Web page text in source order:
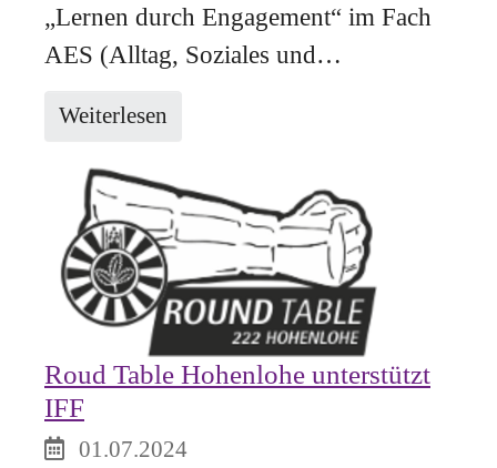
„Lernen durch Engagement“ im Fach
AES (Alltag, Soziales und…
Weiterlesen
Roud Table Hohenlohe unterstützt
IFF
01.07.2024